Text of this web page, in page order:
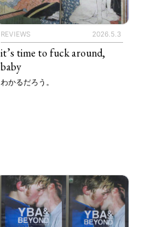
REVIEWS 2026.5.3
it’s time to fuck around,
baby
わかるだろう。